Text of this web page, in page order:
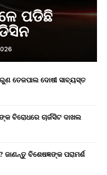
ପଡିଛି
ତେଜପାଲ ଦୋଷୀ ସାବ୍ୟସ୍ତ
ବିରୋଧରେ ଚାର୍ଜସିଟ ଦାଖଲ
ଜାଣନ୍ତୁ ବିଶେଷଜ୍ଞଙ୍କ ପରାମର୍ଶ